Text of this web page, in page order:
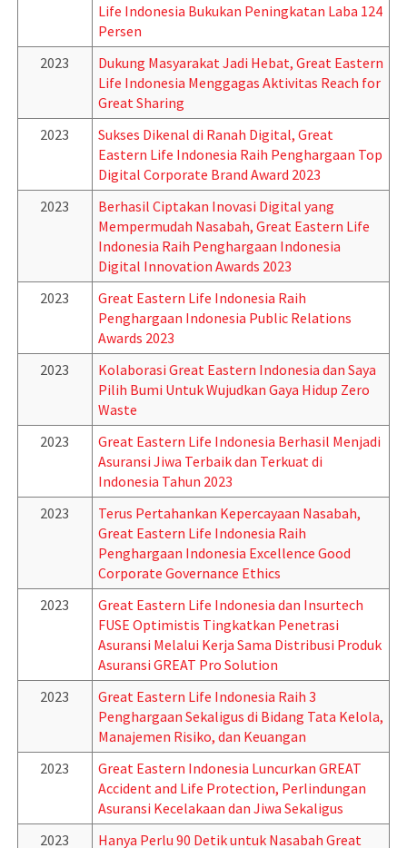
Life Indonesia Bukukan Peningkatan Laba 124
Persen
2023
Dukung Masyarakat Jadi Hebat, Great Eastern
Life Indonesia Menggagas Aktivitas Reach for
Great Sharing
2023
Sukses Dikenal di Ranah Digital, Great
Eastern Life Indonesia Raih Penghargaan Top
Digital Corporate Brand Award 2023
2023
Berhasil Ciptakan Inovasi Digital yang
Mempermudah Nasabah, Great Eastern Life
Indonesia Raih Penghargaan Indonesia
Digital Innovation Awards 2023
2023
Great Eastern Life Indonesia Raih
Penghargaan Indonesia Public Relations
Awards 2023
2023
Kolaborasi Great Eastern Indonesia dan Saya
Pilih Bumi Untuk Wujudkan Gaya Hidup Zero
Waste
2023
Great Eastern Life Indonesia Berhasil Menjadi
Asuransi Jiwa Terbaik dan Terkuat di
Indonesia Tahun 2023
2023
Terus Pertahankan Kepercayaan Nasabah,
Great Eastern Life Indonesia Raih
Penghargaan Indonesia Excellence Good
Corporate Governance Ethics
2023
Great Eastern Life Indonesia dan Insurtech
FUSE Optimistis Tingkatkan Penetrasi
Asuransi Melalui Kerja Sama Distribusi Produk
Asuransi GREAT Pro Solution
2023
Great Eastern Life Indonesia Raih 3
Penghargaan Sekaligus di Bidang Tata Kelola,
Manajemen Risiko, dan Keuangan
2023
Great Eastern Indonesia Luncurkan GREAT
Accident and Life Protection, Perlindungan
Asuransi Kecelakaan dan Jiwa Sekaligus
2023
Hanya Perlu 90 Detik untuk Nasabah Great